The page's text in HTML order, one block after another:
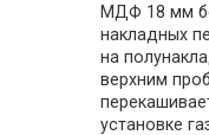
МДФ 18 мм
накладных
на
верхним
установке